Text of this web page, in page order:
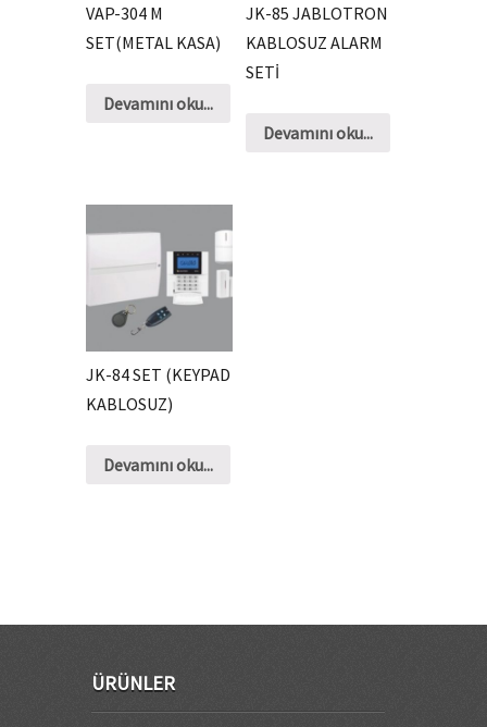
VAP-304 M
SET(METAL KASA)
Devamını oku...
JK-85 JABLOTRON
KABLOSUZ ALARM
SETİ
Devamını oku...
JK-84 SET (KEYPAD
KABLOSUZ)
Devamını oku...
ÜRÜNLER